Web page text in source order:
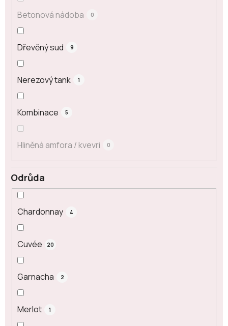
Odrůda
Chardonnay 4
Cuvée 20
Garnacha 2
Merlot 1
Betonová nádoba 0
Dřevěný sud 9
Nerezový tank 1
Kombinace 5
Hliněná amfora / kvevri 0